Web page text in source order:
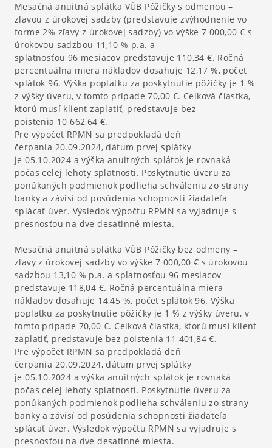
Mesačná anuitná splátka VÚB Pôžičky s odmenou –
zľavou z úrokovej sadzby (predstavuje zvýhodnenie vo
forme 2% zľavy z úrokovej sadzby) vo výške 7 000,00 € s
úrokovou sadzbou 11,10 % p.a. a
splatnosťou 96 mesiacov predstavuje 110,34 €. Ročná
percentuálna miera nákladov dosahuje 12,17 %, počet
splátok 96. Výška poplatku za poskytnutie pôžičky je 1 %
z výšky úveru, v tomto prípade 70,00 €. Celková čiastka,
ktorú musí klient zaplatiť, predstavuje bez
poistenia 10 662,64 €.
Pre výpočet RPMN sa predpokladá deň
čerpania 20.09.2024, dátum prvej splátky
je 05.10.2024 a výška anuitných splátok je rovnaká
počas celej lehoty splatnosti. Poskytnutie úveru za
ponúkaných podmienok podlieha schváleniu zo strany
banky a závisí od posúdenia schopnosti žiadateľa
splácať úver. Výsledok výpočtu RPMN sa vyjadruje s
presnosťou na dve desatinné miesta.
Mesačná anuitná splátka VÚB Pôžičky bez odmeny –
zľavy z úrokovej sadzby vo výške 7 000,00 € s úrokovou
sadzbou 13,10 % p.a. a splatnosťou 96 mesiacov
predstavuje 118,04 €. Ročná percentuálna miera
nákladov dosahuje 14,45 %, počet splátok 96. Výška
poplatku za poskytnutie pôžičky je 1 % z výšky úveru, v
tomto prípade 70,00 €. Celková čiastka, ktorú musí klient
zaplatiť, predstavuje bez poistenia 11 401,84 €.
Pre výpočet RPMN sa predpokladá deň
čerpania 20.09.2024, dátum prvej splátky
je 05.10.2024 a výška anuitných splátok je rovnaká
počas celej lehoty splatnosti. Poskytnutie úveru za
ponúkaných podmienok podlieha schváleniu zo strany
banky a závisí od posúdenia schopnosti žiadateľa
splácať úver. Výsledok výpočtu RPMN sa vyjadruje s
presnosťou na dve desatinné miesta.